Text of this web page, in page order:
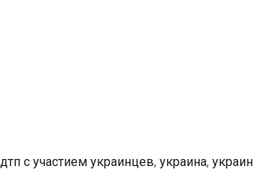
алкогольного
дтп с участием украинцев, украина,